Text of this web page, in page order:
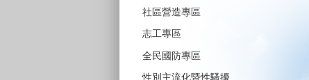
社區營造專區
志工專區
全民國防專區
性別主流化暨性騷擾